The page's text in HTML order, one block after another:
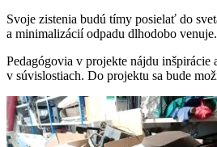
Svoje zistenia budú tímy posielať do
a minimalizácií odpadu dlhodobo venuje.
Pedagógovia v projekte nájdu
v súvislostiach. Do projektu sa bude